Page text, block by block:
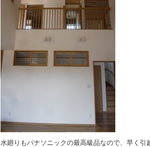
水廻りもパナソニックの最高級品なので、早く引